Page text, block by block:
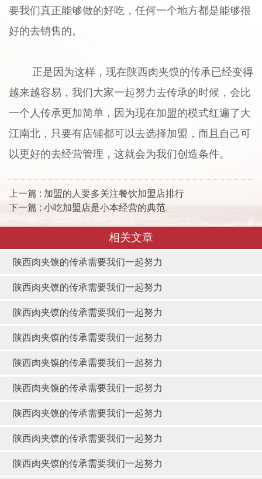
要我们真正能够做的好吃，任何一个地方都是能够很
好的去销售的。
正是因为这样，现在陕西肉夹馍的传承已经变得
越来越容易，我们大家一起努力去传承的时候，会比
一个人传承更加简单，因为现在加盟的模式红遍了大
江南北，只要有店铺都可以去选择加盟，而且自己可
以更好的去经营管理，这就会为我们创造条件。
上一篇 : 加盟的人要多关注餐饮加盟店排行
下一篇 : 小吃加盟店是小本经营的典范
相关文章
陕西肉夹馍的传承需要我们一起努力
陕西肉夹馍的传承需要我们一起努力
陕西肉夹馍的传承需要我们一起努力
陕西肉夹馍的传承需要我们一起努力
陕西肉夹馍的传承需要我们一起努力
陕西肉夹馍的传承需要我们一起努力
陕西肉夹馍的传承需要我们一起努力
陕西肉夹馍的传承需要我们一起努力
陕西肉夹馍的传承需要我们一起努力